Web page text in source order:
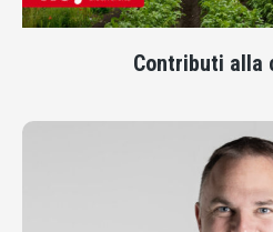
Contributi alla